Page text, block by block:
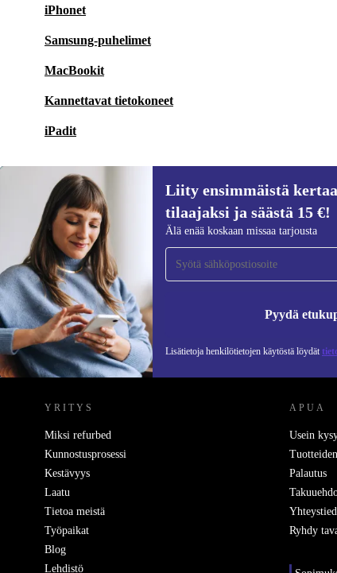
iPhonet
Samsung-puhelimet
MacBookit
Kannettavat tietokoneet
iPadit
Liity ensimmäistä
tilaajaksi ja säästä 15 €!
Älä enää koskaan missaa tarjousta
Pyydä
Lisätietoja henkilötietojen käytöstä löydät
Liity ensimmäistä kertaa uutiskirjeen
tilaajaksi ja säästä 15 €!
Älä missaa enää yhtäkään tarjousta.
REFURBED SUOMI - RETHINK NEW.
YRITYS
Miksi refurbed
Kunnostusprosessi
Kestävyys
Laatu
Tietoa meistä
Työpaikat
Blog
Lehdistö
APUA
Usein
Palautus
Ryhdy